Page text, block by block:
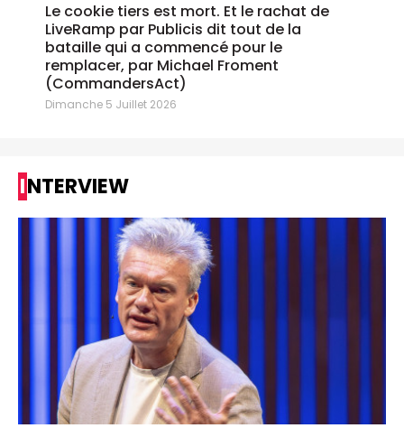
Le cookie tiers est mort. Et le rachat de
LiveRamp par Publicis dit tout de la
bataille qui a commencé pour le
remplacer, par Michael Froment
(CommandersAct)
Dimanche 5 Juillet 2026
INTERVIEW